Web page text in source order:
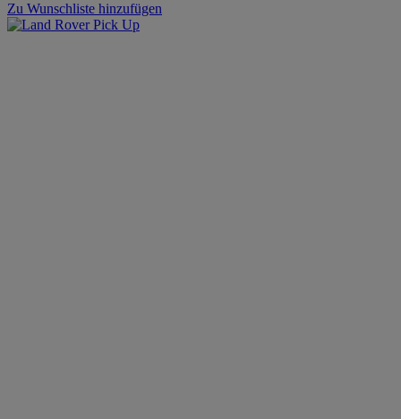
Zu Wunschliste hinzufügen